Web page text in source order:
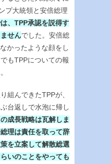
プ大統領と安倍総理
、TPP承認を説得す
せんでした。安倍総
かったような顔をし
もTPPについての報
組んできたTPPが、
台返しで水泡に帰し
成長戦略は瓦解しま
理は責任を取って辞
を立案して解散総選
いのことをやっても